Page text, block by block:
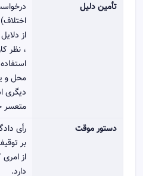
تأمین دلیل
از
، نظر
محل و
دیگری
متعسر
دستور موقت
رأی
بر
از
دارد.